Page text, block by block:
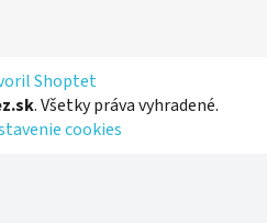
Shoptet
. Všetky práva vyhradené.
cookies